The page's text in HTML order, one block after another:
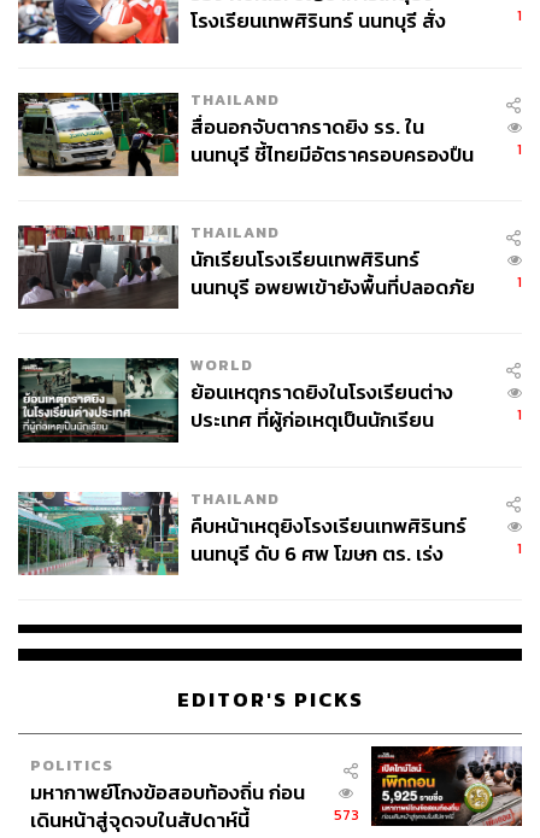
โรงเรียนเทพศิรินทร์ นนทบุรี สั่ง
1
THAILAND
สื่อนอกจับตากราดยิง รร. ใน
นนทบุรี ชี้ไทยมีอัตราครอบครองปืน
1
THAILAND
นักเรียนโรงเรียนเทพศิรินทร์
นนทบุรี อพยพเข้ายังพื้นที่ปลอดภัย
1
WORLD
ย้อนเหตุกราดยิงในโรงเรียนต่าง
ประเทศ ที่ผู้ก่อเหตุเป็นนักเรียน
1
THAILAND
คืบหน้าเหตุยิงโรงเรียนเทพศิรินทร์
นนทบุรี ดับ 6 ศพ โฆษก ตร. เร่ง
1
EDITOR'S PICKS
POLITICS
มหากาพย์โกงข้อสอบท้องถิ่น ก่อน
เดินหน้าสู่จุดจบในสัปดาห์นี้
573